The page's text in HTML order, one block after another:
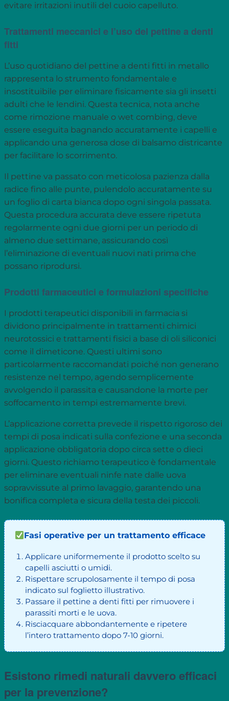
evitare irritazioni inutili del cuoio capelluto.
Trattamenti meccanici e l’uso del pettine a denti
fitti
L’uso quotidiano del pettine a denti fitti in metallo
rappresenta lo strumento fondamentale e
insostituibile per eliminare fisicamente sia gli insetti
adulti che le lendini. Questa tecnica, nota anche
come rimozione manuale o wet combing, deve
essere eseguita bagnando accuratamente i capelli e
applicando una generosa dose di balsamo districante
per facilitare lo scorrimento.
Il pettine va passato con meticolosa pazienza dalla
radice fino alle punte, pulendolo accuratamente su
un foglio di carta bianca dopo ogni singola passata.
Questa procedura accurata deve essere ripetuta
regolarmente ogni due giorni per un periodo di
almeno due settimane, assicurando così
l’eliminazione di eventuali nuovi nati prima che
possano riprodursi.
Prodotti farmaceutici e formulazioni specifiche
I prodotti terapeutici disponibili in farmacia si
dividono principalmente in trattamenti chimici
neurotossici e trattamenti fisici a base di oli siliconici
come il dimeticone. Questi ultimi sono
particolarmente raccomandati poiché non generano
resistenze nel tempo, agendo semplicemente
avvolgendo il parassita e causandone la morte per
soffocamento in tempi estremamente brevi.
L’applicazione corretta prevede il rispetto rigoroso dei
tempi di posa indicati sulla confezione e una seconda
applicazione obbligatoria dopo circa sette o dieci
giorni. Questo richiamo terapeutico è fondamentale
per eliminare eventuali ninfe nate dalle uova
sopravvissute al primo lavaggio, garantendo una
bonifica completa e sicura della testa dei piccoli.
Fasi operative per un trattamento efficace
Applicare uniformemente il prodotto scelto su
capelli asciutti o umidi.
Rispettare scrupolosamente il tempo di posa
indicato sul foglietto illustrativo.
Passare il pettine a denti fitti per rimuovere i
parassiti morti e le uova.
Risciacquare abbondantemente e ripetere
l’intero trattamento dopo 7-10 giorni.
Esistono rimedi naturali davvero efficaci
per la prevenzione?